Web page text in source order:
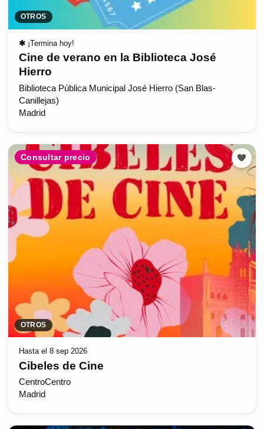
OTROS
✱ ¡Termina hoy!
Cine de verano en la Biblioteca José
Hierro
Biblioteca Pública Municipal José Hierro (San Blas-
Canillejas)
Madrid
Consultar precio
OTROS
Hasta el 8 sep 2026
Cibeles de Cine
CentroCentro
Madrid